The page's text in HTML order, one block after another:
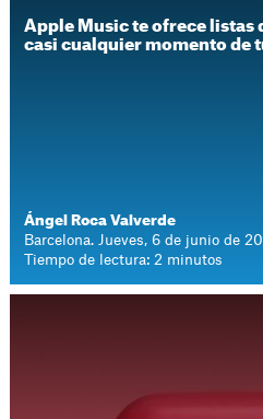
Apple Music te ofrece listas
casi cualquier momento de
Ángel Roca Valverde
Barcelona. Jueves, 6 de junio de
Tiempo de lectura: 2 minutos